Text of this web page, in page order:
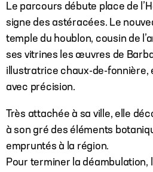
Le parcours débute place de
signe des astéracées. Le
temple du houblon, cousin de
ses vitrines les œuvres de
illustratrice chaux-de-fonnière,
avec précision.
Très attachée à sa ville, elle
à son gré des éléments
empruntés à la région.
Pour terminer la déambulation,